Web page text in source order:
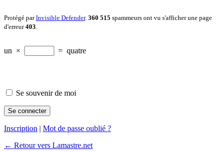
Protégé parInvisible Defender. 360 515 spammeurs ont vu s'afficher une page
d'erreur403
un × = quatre
Se souvenir de moi
Inscription | Mot de passe oublié ?
← Retour vers Lamastre.net